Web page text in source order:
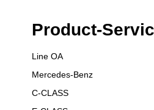
Product-
Line OA
Mercedes-Benz
C-CLASS